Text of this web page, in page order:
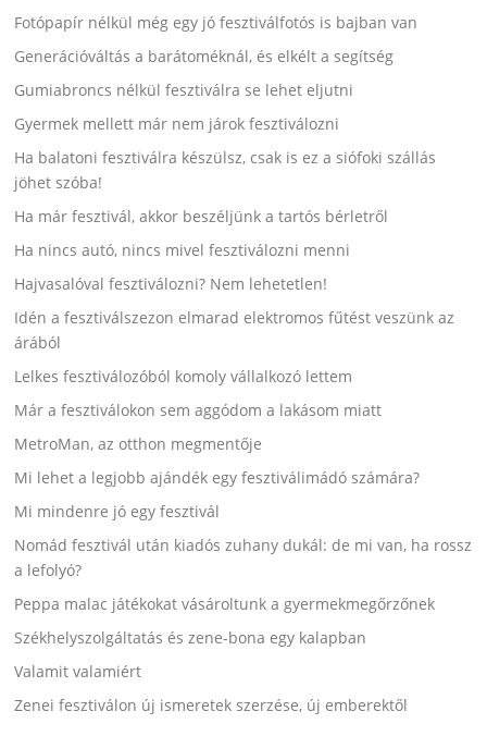
Fotópapír nélkül még egy jó fesztiválfotós is bajban van
Generációváltás a barátoméknál, és elkélt a segítség
Gumiabroncs nélkül fesztiválra se lehet eljutni
Gyermek mellett már nem járok fesztiválozni
Ha balatoni fesztiválra készülsz, csak is ez a siófoki szállás
jöhet szóba!
Ha már fesztivál, akkor beszéljünk a tartós bérletről
Ha nincs autó, nincs mivel fesztiválozni menni
Hajvasalóval fesztiválozni? Nem lehetetlen!
Idén a fesztiválszezon elmarad elektromos fűtést veszünk az
árából
Lelkes fesztiválozóból komoly vállalkozó lettem
Már a fesztiválokon sem aggódom a lakásom miatt
MetroMan, az otthon megmentője
Mi lehet a legjobb ajándék egy fesztiválimádó számára?
Mi mindenre jó egy fesztivál
Nomád fesztivál után kiadós zuhany dukál: de mi van, ha rossz
a lefolyó?
Peppa malac játékokat vásároltunk a gyermekmegőrzőnek
Székhelyszolgáltatás és zene-bona egy kalapban
Valamit valamiért
Zenei fesztiválon új ismeretek szerzése, új emberektől